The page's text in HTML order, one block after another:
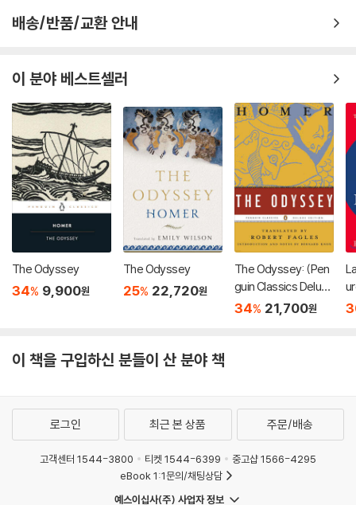
배송/반품/교환 안내
이 분야 베스트셀러
The Odyssey
34% 9,900원
The Odyssey
25% 22,720원
The Odyssey: (Pen
guin Classics Deluxe
Edition)
34% 21,700원
이 책을 구입하신 분들이 산 분야 책
로그인 최근 본 상품 주문/배송
고객센터 1544-3800 티켓 1544-6399
중고샵 1566-4295
eBook 1:1문의/채팅상담
예스이십사(주) 사업자 정보